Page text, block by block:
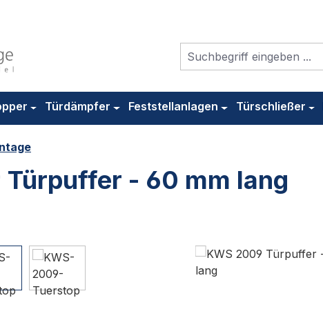
Türdämpfer Feststellanlagen Türschließer
- 60 mm lang